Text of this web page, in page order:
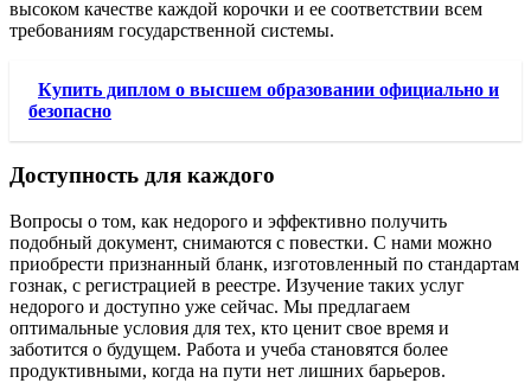
высоком качестве каждой корочки и ее соответствии всем
требованиям государственной системы.
Купить диплом о высшем образовании официально и
безопасно
Доступность для каждого
Вопросы о том, как недорого и эффективно получить
подобный документ, снимаются с повестки. С нами можно
приобрести признанный бланк, изготовленный по стандартам
гознак, с регистрацией в реестре. Изучение таких услуг
недорого и доступно уже сейчас. Мы предлагаем
оптимальные условия для тех, кто ценит свое время и
заботится о будущем. Работа и учеба становятся более
продуктивными, когда на пути нет лишних барьеров.